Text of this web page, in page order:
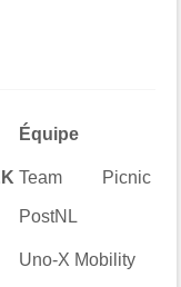
Équipe
Team Picnic
PostNL
Uno-X Mobility